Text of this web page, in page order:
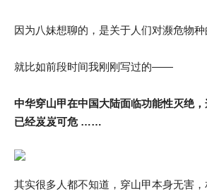
因为八妹想聊的，是关于人们对濒危物种
就比如前段时间我刚刚写过的——
中华穿山甲在中国大陆面临功能性灭绝
已经岌岌可危 ……
其实很多人都不知道，穿山甲本身无害